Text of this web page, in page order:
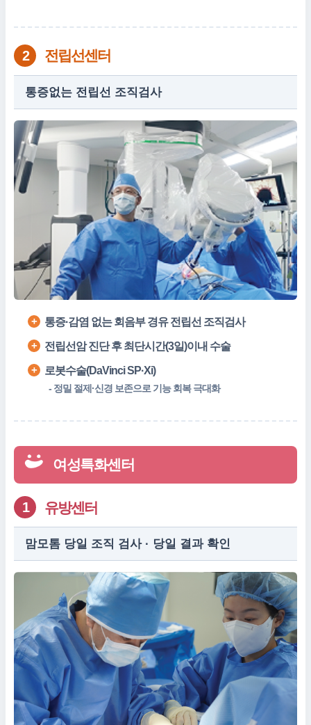
2 전립선센터
통증없는 전립선 조직검사
통증·감염 없는 회음부 경유 전립선 조직검사
전립선암 진단 후 최단시간(3일)이내 수술
로봇수술(DaVinci SP·Xi)
- 정밀 절제·신경 보존으로 기능 회복 극대화
여성특화센터
1 유방센터
맘모톰 당일 조직 검사 · 당일 결과 확인